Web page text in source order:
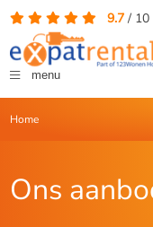
9.7/ 10
menu
Home
Ons